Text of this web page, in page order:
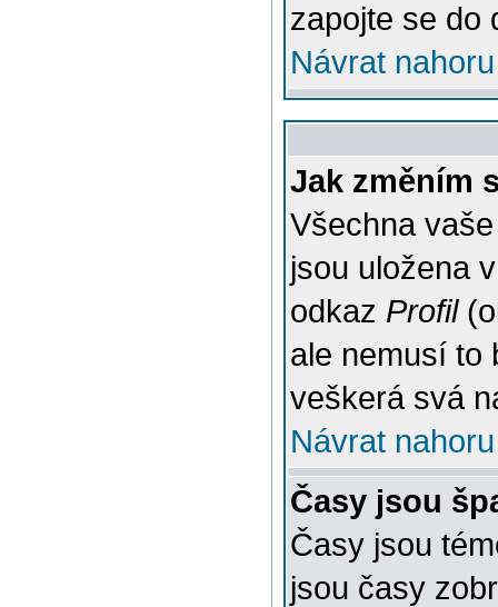
zapojte se do
Návrat nahoru
Jak změním
Všechna
jsou uložena
odkaz Profil
ale nemusí to
veškerá svá
Návrat nahoru
Časy jsou
Časy jsou
jsou časy